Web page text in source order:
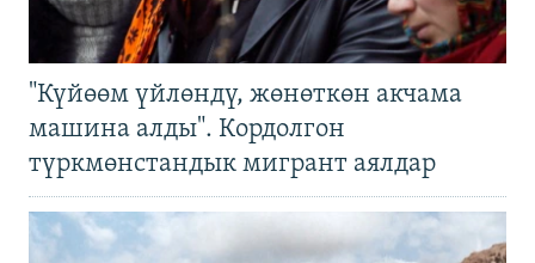
"Күйөөм үйлөндү, жөнөткөн акчама
машина алды". Кордолгон
түркмөнстандык мигрант аялдар